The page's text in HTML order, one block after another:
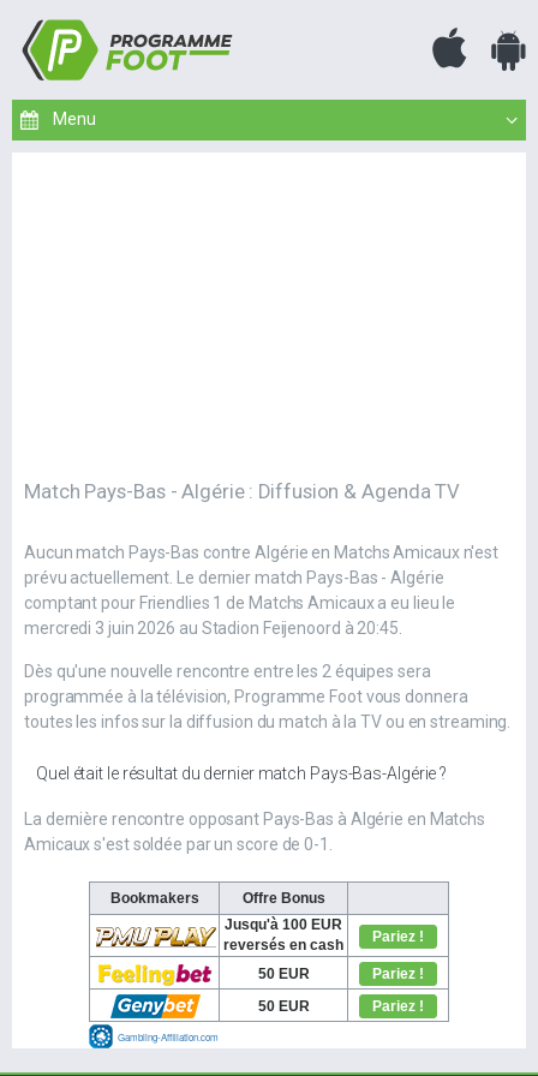
Match Pays-Bas - Algérie : Diffusion & Agenda TV
Aucun match Pays-Bas contre Algérie en Matchs Amicaux n'est
prévu actuellement. Le dernier match Pays-Bas - Algérie
comptant pour Friendlies 1 de Matchs Amicaux a eu lieu le
mercredi 3 juin 2026 au Stadion Feijenoord à 20:45.
Dès qu'une nouvelle rencontre entre les 2 équipes sera
programmée à la télévision, Programme Foot vous donnera
toutes les infos sur la diffusion du match à la TV ou en streaming.
Quel était le résultat du dernier match Pays-Bas-Algérie ?
La dernière rencontre opposant Pays-Bas à Algérie en Matchs
Amicaux s'est soldée par un score de 0-1.